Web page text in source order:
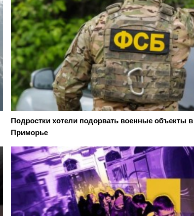
Подростки хотели подорвать военные объекты в
Приморье